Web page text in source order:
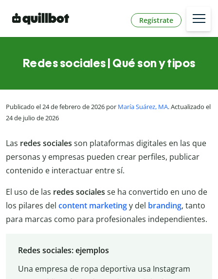
Regístrate
Redes sociales | Qué son y tipos
Publicado el 24 de febrero de 2026 por María Suárez, MA. Actualizado el
24 de julio de 2026
Las redes sociales son plataformas digitales en las que
personas y empresas pueden crear perfiles, publicar
contenido e interactuar entre sí.
El uso de las redes sociales se ha convertido en uno de
los pilares del content marketingy del branding, tanto
para marcas como para profesionales independientes.
Redes sociales: ejemplos
Una empresa de ropa deportiva usa Instagram